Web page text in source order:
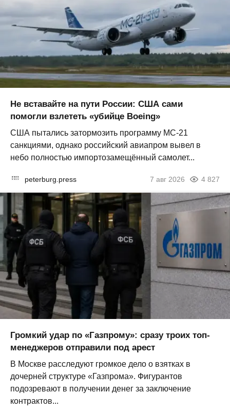
Не вставайте на пути России: США сами
помогли взлететь «убийце Boeing»
США пытались затормозить программу МС-21
санкциями, однако российский авиапром вывел в
небо полностью импортозамещённый самолет...
peterburg.press 7 авг 2026 4 827
Громкий удар по «Газпрому»: сразу троих топ-
менеджеров отправили под арест
В Москве расследуют громкое дело о взятках в
дочерней структуре «Газпрома». Фигурантов
подозревают в получении денег за заключение
контрактов...